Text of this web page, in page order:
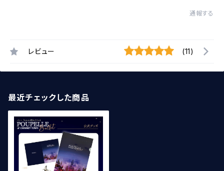
通報する
レビュー (11)
最近チェックした商品